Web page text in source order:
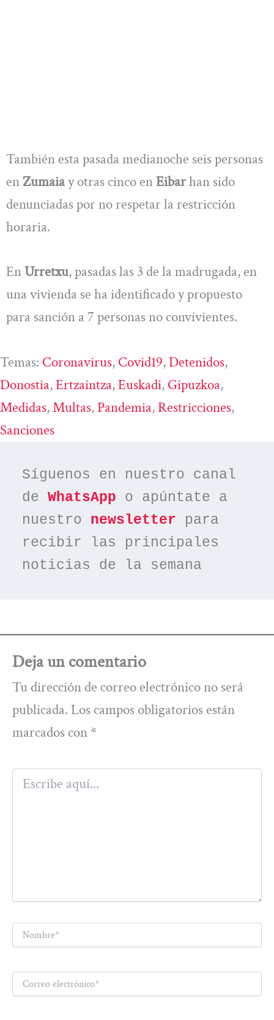
También esta pasada medianoche seis personas
enZumaiay otras cinco enEibarhan sido
denunciadas por no respetar la restricción
horaria.
En Urretxu, pasadas las 3 de la madrugada, en
una vivienda se ha identificado y propuesto
para sanción a 7 personas no convivientes.
Temas: Coronavirus, Covid19, Detenidos
Donostia, Ertzaintza, Euskadi, Gipuzkoa
Medidas, Multas, Pandemia, Restricciones
Sanciones
Síguenos en nuestro canal
de WhatsApp o apúntate a
nuestro newsletter para
recibir las principales
noticias de la semana
Deja un comentario
Tu dirección de correo electrónico no será
publicada. Los campos obligatorios están
marcados con *
Escribe
aquí...
Nombre*
Correo
electrónico*